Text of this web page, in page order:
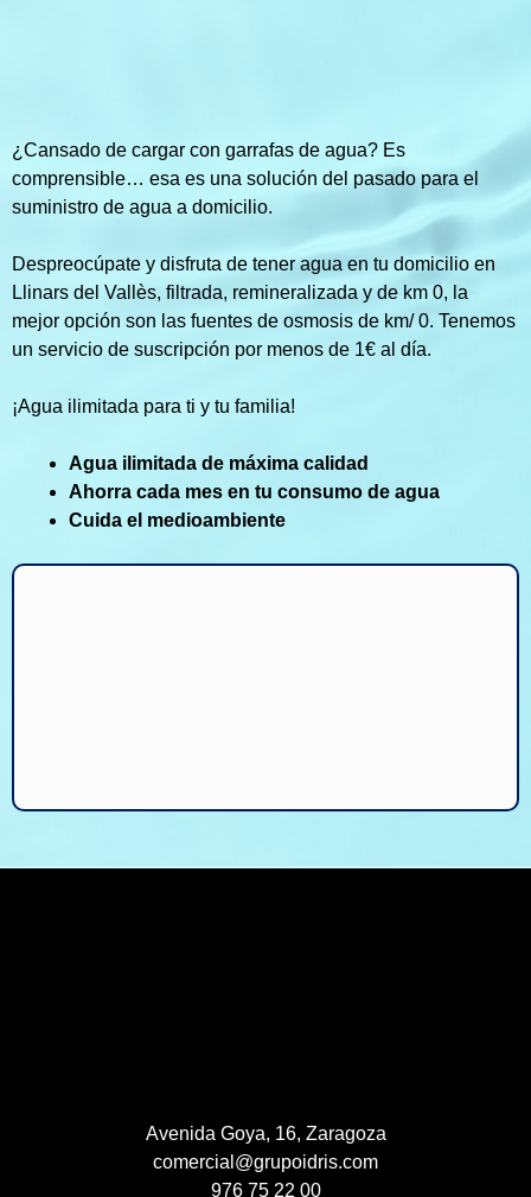
¿Cansado de cargar con garrafas de agua? Es
comprensible… esa es una solución del pasado para el
suministro de agua a domicilio.
Despreocúpate y disfruta de tener agua en tu domicilio en
Llinars del Vallès, filtrada, remineralizada y de km 0, la
mejor opción son las fuentes de osmosis de km/ 0. Tenemos
un servicio de suscripción por menos de 1€ al día.
¡Agua ilimitada para ti y tu familia!
Agua ilimitada de máxima calidad
Ahorra cada mes en tu consumo de agua
Cuida el medioambiente
Avenida Goya, 16, Zaragoza
comercial@grupoidris.com
976 75 22 00